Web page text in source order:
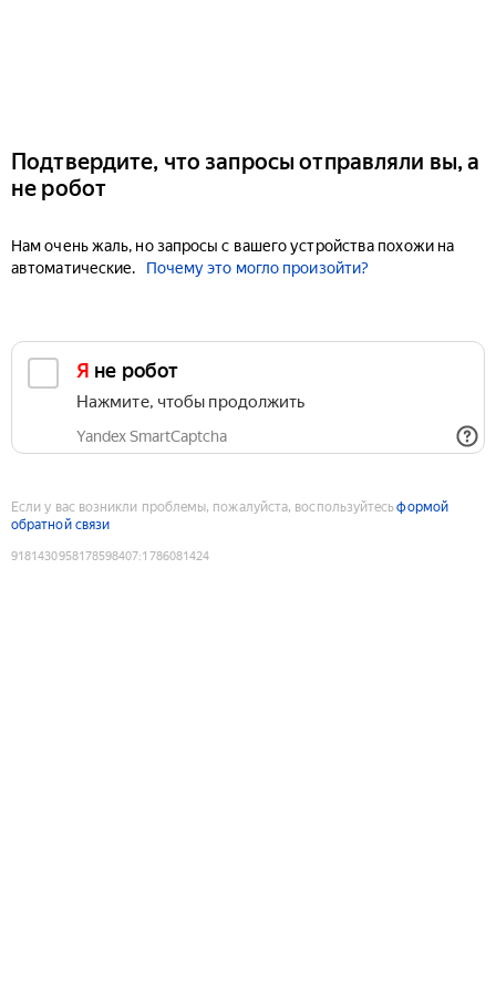
Подтвердите, что запросы отправляли вы, а
не робот
Нам очень жаль, но запросы с вашего устройства похожи на
автоматические.
Почему это могло произойти?
Я не робот
Нажмите, чтобы продолжить
Yandex SmartCaptcha
Если у вас возникли проблемы, пожалуйста, воспользуйтесьформой
обратной связи
9181430958178598407:1786081424